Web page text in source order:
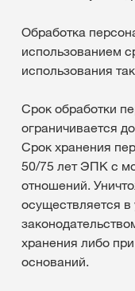
Обработка
использованием
использования
Срок обработки
ограничивается
Срок хранения
50/75 лет ЭПК с
отношений.
осуществляется
хранения либо
оснований.